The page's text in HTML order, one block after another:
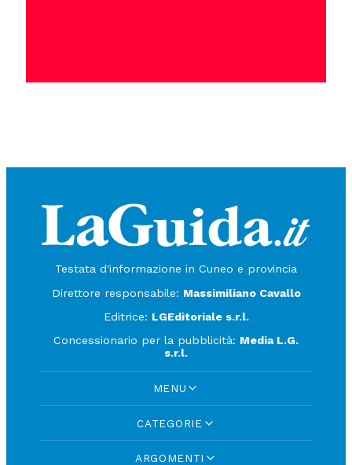
Testata d'informazione in Cuneo e provincia
Direttore responsabile: Massimiliano Cavallo
Editrice: LGEditoriale s.r.l.
Concessionario per la pubblicità: Media L.G.
s.r.l.
MENU
CATEGORIE
ARGOMENTI